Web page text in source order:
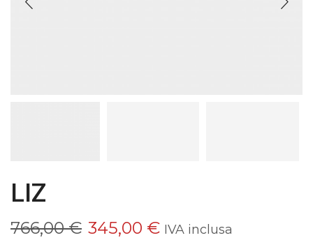
LIZ
766,00€ Il
345,00 €IlIVA inclusa